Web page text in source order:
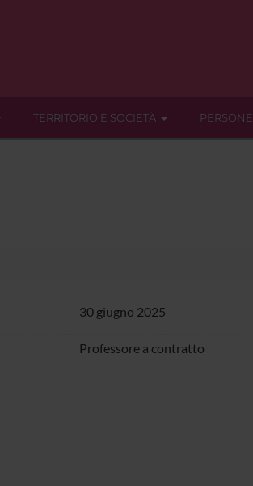
TERRITORIO E SOCIETÀ PERSONE
30 giugno 2025
Professore a contratto